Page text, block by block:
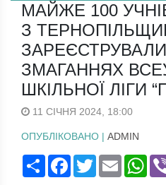
МАЙЖЕ 100
З
ЗМАГАННЯХ
ШКІЛЬНОЇ ЛІГИ
11 СІЧНЯ 2024, 18:00
ОПУБЛІКОВАНО | ADMIN
ПоширитиFacebook
TwitterEmail